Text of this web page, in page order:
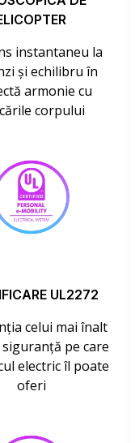
instantaneu la
și echilibru în
armonie cu
corpului
UL2272
celui mai înalt
pe care
electric îl poate
oferi